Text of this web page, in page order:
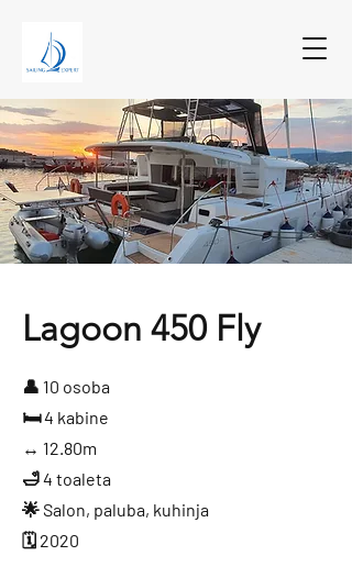
Lagoon 450 Fly
👤 10 osoba
🛏️ 4 kabine
↔ 12.80m
🛁 4 toaleta
🌟 Salon, paluba, kuhinja
🗓️ 2020